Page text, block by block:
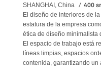
SHANGHAI, China 400
El diseño de interiores de
estatura de la empresa
ética de diseño minimalista
El espacio de trabajo está
líneas limpias, espacios
contenida, garantizando un